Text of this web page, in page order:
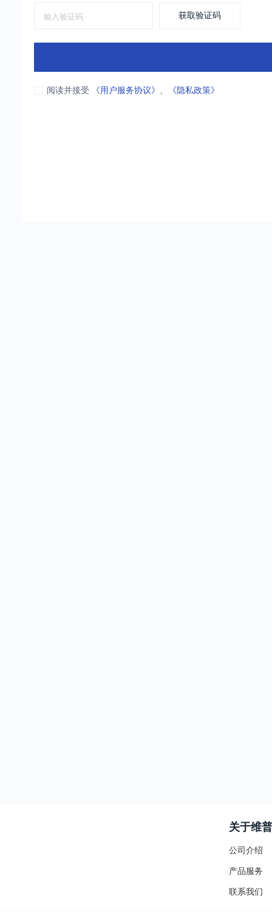
获取验证码
阅读并接受 《用户服务协议》 、 《隐私政策》
关于维普
公司介绍
产品服务
联系我们